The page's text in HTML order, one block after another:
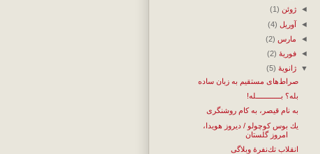
◄ژوئن (1)
◄آوریل (4)
◄ مارس (2)
◄فوریهٔ (2)
▼ژانویهٔ (5)
صراط‌های مستقیم به زبان ساده
بله؟ بــــــــــــله!
به نام قیصر، به كام روشنگری
یك بوس كوچولو / دیروز هویدا،
امروز گلستان
انقلاب تك‌نفرۀ وبلاگی